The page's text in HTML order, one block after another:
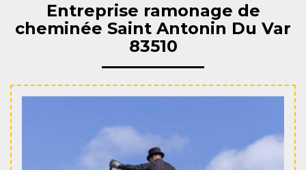
Entreprise ramonage de
cheminée Saint Antonin Du Var
83510